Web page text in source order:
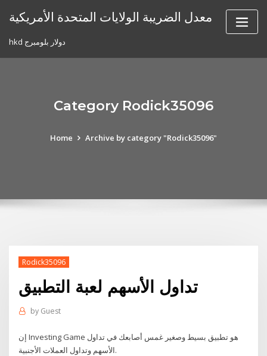
معدل الضريبة الولايات المتحدة الأمريكية
hkd دولار بلومبرج
Category Rodick35096
Home Archive by category "Rodick35096"
Rodick35096
تداول الأسهم لعبة التطبيق
by Guest
إن Investing Game هو تطبيق بسيط وصغير غمس أصابعك في تداول
الأسهم وتداول العملات الأجنبية.